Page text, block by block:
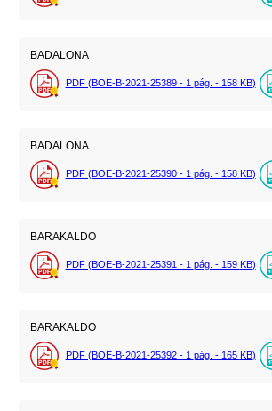
BADALONA
PDF (BOE-B-2021-25389 - 1 pág. - 158 KB)
BADALONA
PDF (BOE-B-2021-25390 - 1 pág. - 158 KB)
BARAKALDO
PDF (BOE-B-2021-25391 - 1 pág. - 159 KB)
BARAKALDO
PDF (BOE-B-2021-25392 - 1 pág. - 165 KB)